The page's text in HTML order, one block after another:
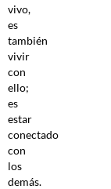
vivo,
es
también
vivir
con
ello;
es
estar
conectado
con
los
demás.